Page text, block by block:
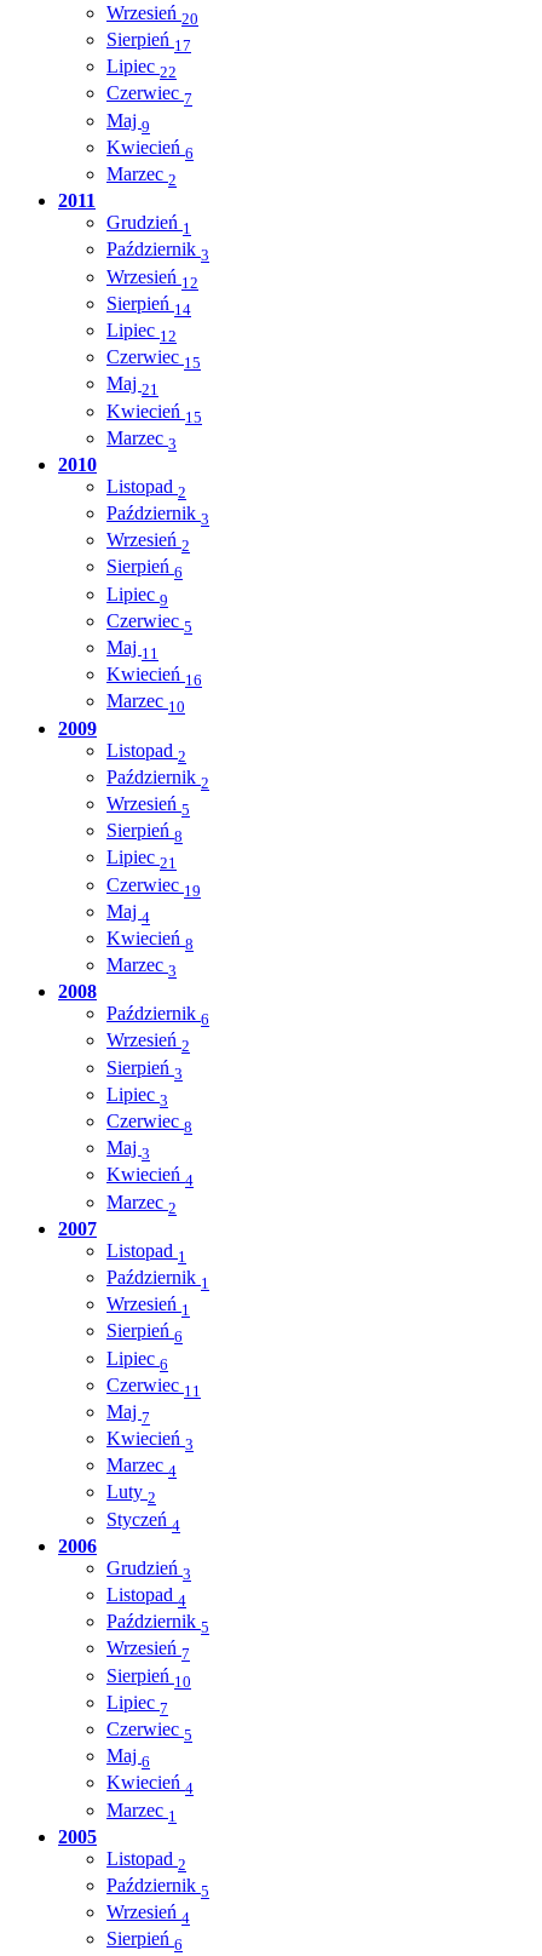
Wrzesień 20
Sierpień 17
Lipiec 22
Czerwiec 7
Maj 9
Kwiecień 6
Marzec 2
2011
Grudzień 1
Październik 3
Wrzesień 12
Sierpień 14
Lipiec 12
Czerwiec 15
Maj 21
Kwiecień 15
Marzec 3
2010
Listopad 2
Październik 3
Wrzesień 2
Sierpień 6
Lipiec 9
Czerwiec 5
Maj 11
Kwiecień 16
Marzec 10
2009
Listopad 2
Październik 2
Wrzesień 5
Sierpień 8
Lipiec 21
Czerwiec 19
Maj 4
Kwiecień 8
Marzec 3
2008
Październik 6
Wrzesień 2
Sierpień 3
Lipiec 3
Czerwiec 8
Maj 3
Kwiecień 4
Marzec 2
2007
Listopad 1
Październik 1
Wrzesień 1
Sierpień 6
Lipiec 6
Czerwiec 11
Maj 7
Kwiecień 3
Marzec 4
Luty 2
Styczeń 4
2006
Grudzień 3
Listopad 4
Październik 5
Wrzesień 7
Sierpień 10
Lipiec 7
Czerwiec 5
Maj 6
Kwiecień 4
Marzec 1
2005
Listopad 2
Październik 5
Wrzesień 4
Sierpień 6